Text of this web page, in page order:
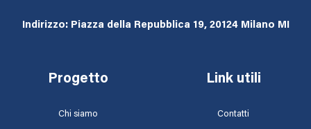
Indirizzo: Piazza della Repubblica 19, 20124 Milano MI
Progetto Link utili
Chi siamo Contatti